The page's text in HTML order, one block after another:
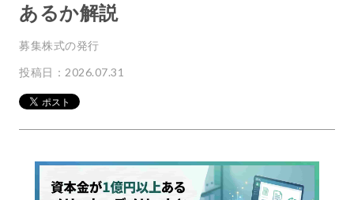
あるか解説
募集株式の発行
投稿日：2026.07.31